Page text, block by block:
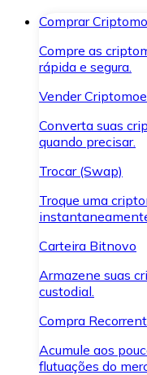
Comprar
Compre as
rápida e segura.
Vender
Converta suas
quando precisar.
Trocar (Swap)
Troque uma
Carteira Bitnovo
Armazene suas
custodial.
Compra
Acumule aos
flutuações do